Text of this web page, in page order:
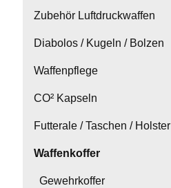
Zubehör Luftdruckwaffen
Diabolos / Kugeln / Bolzen
Waffenpflege
CO² Kapseln
Futterale / Taschen / Holster
Waffenkoffer
Gewehrkoffer